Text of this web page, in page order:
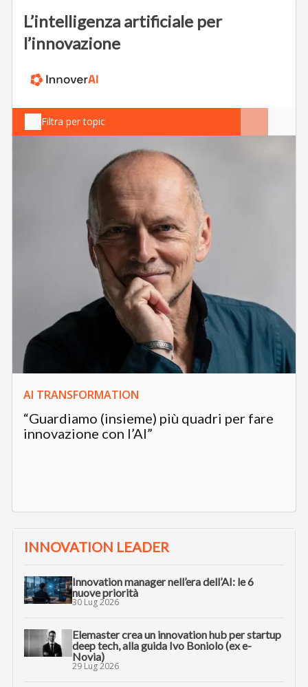
L’intelligenza artificiale per
l’innovazione
Filtra per topic
AI TRANSFORMATION
“Guardiamo (insieme) più quadri per fare
innovazione con l’AI”
INNOVATION LEADER
Innovation manager nell’era dell’AI: le 6
nuove priorità
30 Lug 2026
Elemaster crea un innovation hub per startup
deep tech, alla guida Ivo Boniolo (ex e-
Novia)
29 Lug 2026